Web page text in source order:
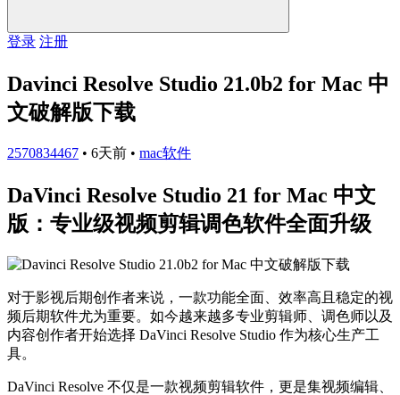
登录 注册
Davinci Resolve Studio 21.0b2 for Mac 中
文破解版下载
2570834467 • 6天前 • mac软件
DaVinci Resolve Studio 21 for Mac 中文
版：专业级视频剪辑调色软件全面升级
对于影视后期创作者来说，一款功能全面、效率高且稳定的视
频后期软件尤为重要。如今越来越多专业剪辑师、调色师以及
内容创作者开始选择 DaVinci Resolve Studio 作为核心生产工
具。
DaVinci Resolve 不仅是一款视频剪辑软件，更是集视频编辑、